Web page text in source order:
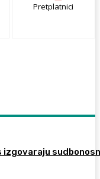
Pretplatnici
izgovaraju